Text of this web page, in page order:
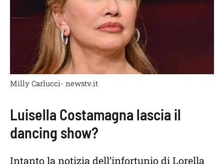
Milly Carlucci- newstv.it
Luisella Costamagna lascia il
dancing show?
Intanto la notizia dell’infortunio di Lorella